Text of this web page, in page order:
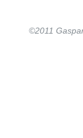
©2011